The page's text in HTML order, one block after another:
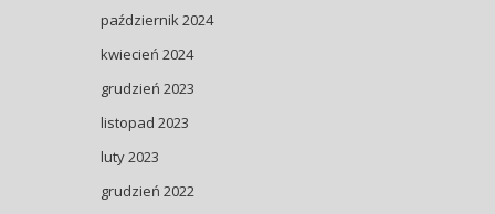
październik 2024
kwiecień 2024
grudzień 2023
listopad 2023
luty 2023
grudzień 2022